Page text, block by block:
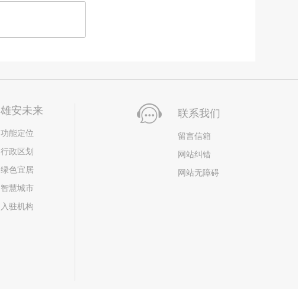
雄安未来
功能定位
行政区划
绿色宜居
智慧城市
入驻机构
联系我们
留言信箱
网站纠错
网站无障碍